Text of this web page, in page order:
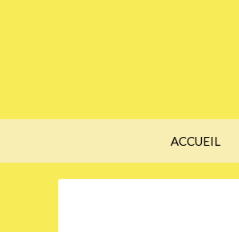
ACCUEIL